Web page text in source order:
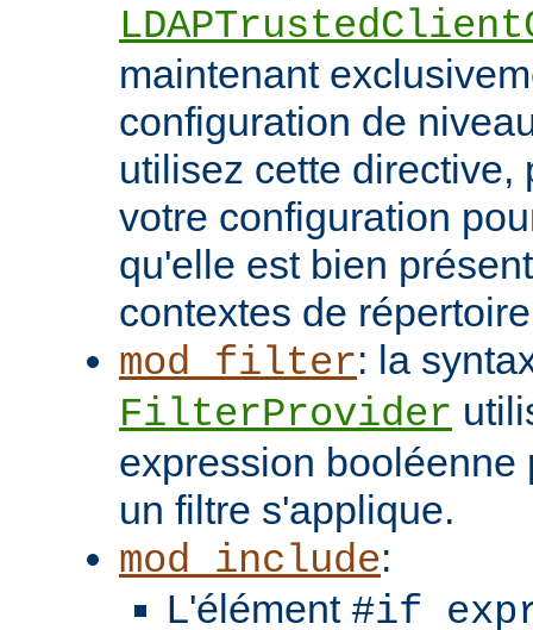
maintenant
configuration de
utilisez cette directive,
votre configuration
qu'elle est bien
contextes de
mod_filter: la
FilterProvider
expression booléenne
un filtre s'applique.
mod_include:
L'élément #if